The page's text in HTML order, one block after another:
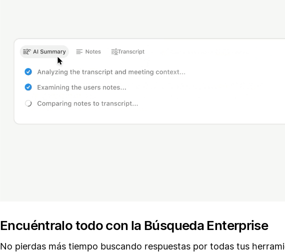
Encuéntralo todo con la Búsqueda Enterprise
No pierdas más tiempo buscando respuestas por todas tus